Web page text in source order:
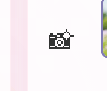
📸